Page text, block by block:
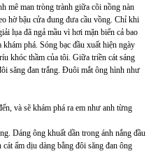
mê man tròng trành giữa cõi nồng nàn
hờ bậu cửa đung đưa cầu vồng. Chỉ khi
lụa đã ngả mầu vì hơi mặn biển cả bao
phá. Sóng bạc đầu xuất hiện ngày
khóc thầm của tôi. Giữa triền cát sáng
săng đan trắng. Đuôi mắt ông hình như
và sẽ khám phá ra em như anh từng
Dáng ông khuất dần trong ánh nắng đầu
ẩm dịu dàng bằng đôi săng đan ông